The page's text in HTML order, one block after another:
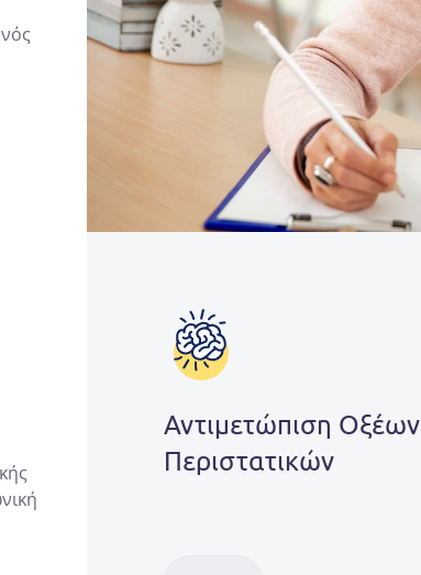
Αντιμετώπιση Οξέων
Περιστατικών